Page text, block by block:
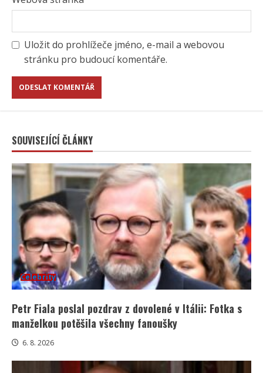
Uložit do prohlížeče jméno, e-mail a webovou
stránku pro budoucí komentáře.
SOUVISEJÍCÍ ČLÁNKY
Celebrity
Petr Fiala poslal pozdrav z dovolené v Itálii: Fotka s
manželkou potěšila všechny fanoušky
6. 8. 2026